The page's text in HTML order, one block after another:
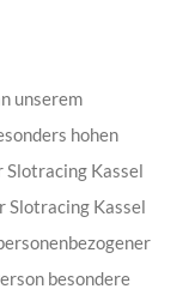
unserem
hohen
Kassel
Slotracing Kassel
besondere